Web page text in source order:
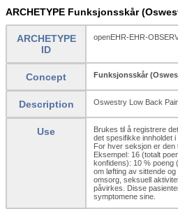
ARCHETYPE Funksjonsskår
ARCHETYPE
ID
openEHR-EHR-
Concept Funksjonsskår
Description Oswestry Low Back
Use
Brukes til å registrere
det spesifikke innholdet
For hver seksjon er den
Eksempel: 16 (totalt
konfidens): 10 % poeng
om løfting av sittende
omsorg, seksuell
påvirkes. Disse
symptomene sine.